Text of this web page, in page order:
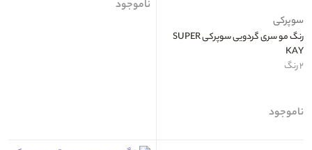
سوپرکی
رنگ مو سری گردویی سوپرکی SUPER
KAY
۲ رنگ
ناموجود
ناموجود